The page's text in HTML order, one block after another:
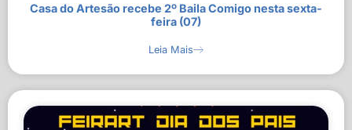
Casa do Artesão recebe 2º Baila Comigo nesta sexta-
feira (07)
Leia Mais